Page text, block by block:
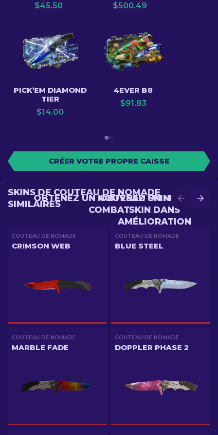
$45.50 $500.49
PICK’EM DIAMOND
TIER
$14.00
4EVER B8
$91.83
CRÉER VOTRE PROPRE CAISSE
OBTENEZ UN MEILLEUR
SKIN DANS
AMÉLIORATION
OBTENEZ UN NOUVEAU SKIN EN
COMBAT
SKINS DE COUTEAU DE NOMADE
SIMILAIRES
COUTEAU DE NOMADE
CRIMSON WEB
COUTEAU DE NOMADE
BLUE STEEL
COUTEAU DE NOMADE
MARBLE FADE
COUTEAU DE NOMADE
DOPPLER PHASE 2